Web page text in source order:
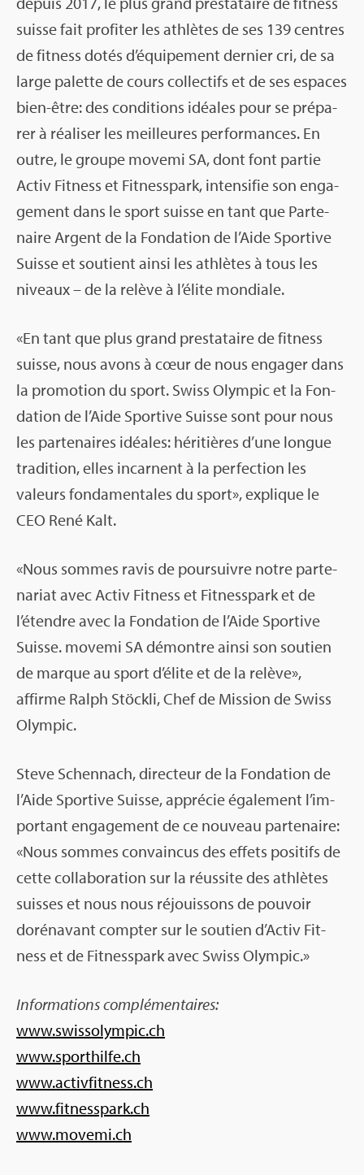
suisse fait pro­fi­ter les ath­lètes de ses 139 centres
de fit­ness dotés d’équi­pe­ment der­nier cri, de sa
large palette de cours col­lec­tifs et de ses espaces
bien-être: des condi­tions idéales pour se pré­pa­
rer à réa­li­ser les meilleures per­for­mances. En
outre, le groupe movemi SA, dont font par­tie
Activ Fit­ness et Fit­ness­park, inten­si­fie son enga­
ge­ment dans le sport suisse en tant que Par­te­
naire Argent de la Fon­da­tion de l’Aide Spor­tive
Suisse et sou­tient ainsi les ath­lètes à tous les
niveaux – de la relève à l’élite mon­diale.
«En tant que plus grand pres­ta­taire de fit­ness
suisse, nous avons à cœur de nous enga­ger dans
la pro­mo­tion du sport. Swiss Olym­pic et la Fon­
da­tion de l’Aide Spor­tive Suisse sont pour nous
les par­te­naires idéales: héri­tières d’une longue
tra­di­tion, elles incarnent à la per­fec­tion les
valeurs fon­da­men­tales du sport», explique le
CEO René Kalt.
«Nous sommes ravis de pour­suivre notre par­te­
na­riat avec Activ Fit­ness et Fit­ness­park et de
l’étendre avec la Fon­da­tion de l’Aide Spor­tive
Suisse. movemi SA démontre ainsi son sou­tien
de marque au sport d’élite et de la relève»,
affirme Ralph Stöckli, Chef de Mis­sion de Swiss
Olym­pic.
Steve Schen­nach, direc­teur de la Fon­da­tion de
l’Aide Spor­tive Suisse, appré­cie éga­le­ment l’im­
por­tant enga­ge­ment de ce nou­veau par­te­naire:
«Nous sommes convain­cus des effets posi­tifs de
cette col­la­bo­ra­tion sur la réus­site des ath­lètes
suisses et nous nous réjouis­sons de pou­voir
doré­na­vant comp­ter sur le sou­tien d’Ac­tiv Fit­
ness et de Fit­ness­park avec Swiss Olym­pic.»
Infor­ma­tions com­plé­men­taires:
www.​swi​ssol​ympi​c.​ch
www.​sporthilfe.​ch
www.​act​ivfi​tnes​s.​ch
www.​fitnesspark.​ch
www.​movemi.​ch